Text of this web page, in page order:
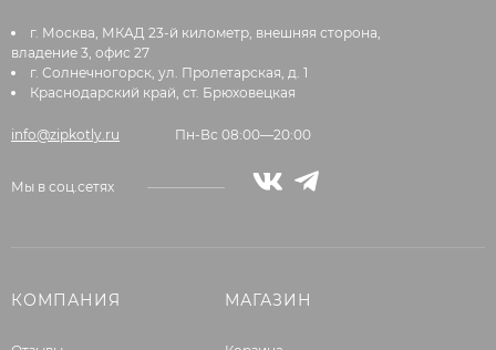
г. Москва, МКАД 23-й километр, внешняя сторона,
владение 3, офис 27
г. Солнечногорск, ул. Пролетарская, д. 1
Краснодарский край, ст. Брюховецкая
info@zipkotly.ru Пн-Вс 08:00—20:00
Мы в соц.сетях
КОМПАНИЯ МАГАЗИН